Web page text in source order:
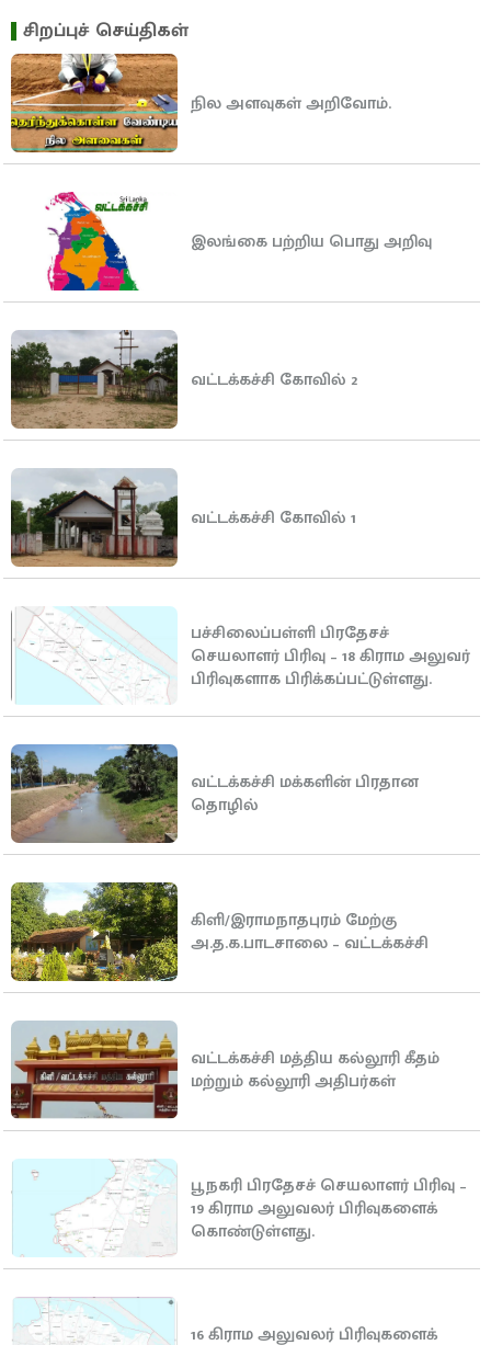
சிறப்புச் செய்திகள்
நில அளவுகள் அறிவோம்.
இலங்கை பற்றிய பொது அறிவு
வட்டக்கச்சி கோவில் 2
வட்டக்கச்சி கோவில் 1
பச்சிலைப்பள்ளி பிரதேசச்
செயலாளர் பிரிவு – 18 கிராம அலுவர்
பிரிவுகளாக பிரிக்கப்பட்டுள்ளது.
வட்டக்கச்சி மக்களின் பிரதான
தொழில்
கிளி/இராமநாதபுரம் மேற்கு
அ.த.க.பாடசாலை – வட்டக்கச்சி
வட்டக்கச்சி மத்திய கல்லூரி கீதம்
மற்றும் கல்லூரி அதிபர்கள்
பூநகரி பிரதேசச் செயலாளர் பிரிவு –
19 கிராம அலுவலர் பிரிவுகளைக்
கொண்டுள்ளது.
16 கிராம அலுவலர் பிரிவுகளைக்